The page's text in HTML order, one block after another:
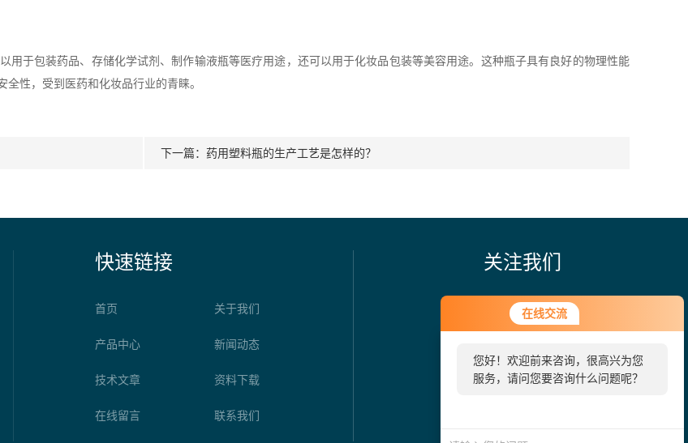
在线交流
您好！欢迎前来咨询，很高兴为您
服务，请问您要咨询什么问题呢？
于包装药品、存储化学试剂、制作输液瓶等医疗用途，还可以用于化妆品包装等美容用途。这种瓶子具有良好的物理性能
性，受到医药和化妆品行业的青睐。
下一篇： 药用塑料瓶的生产工艺是怎样的？
快速链接
首页 关于我们
产品中心 新闻动态
技术文章 资料下载
在线留言 联系我们
关注我们